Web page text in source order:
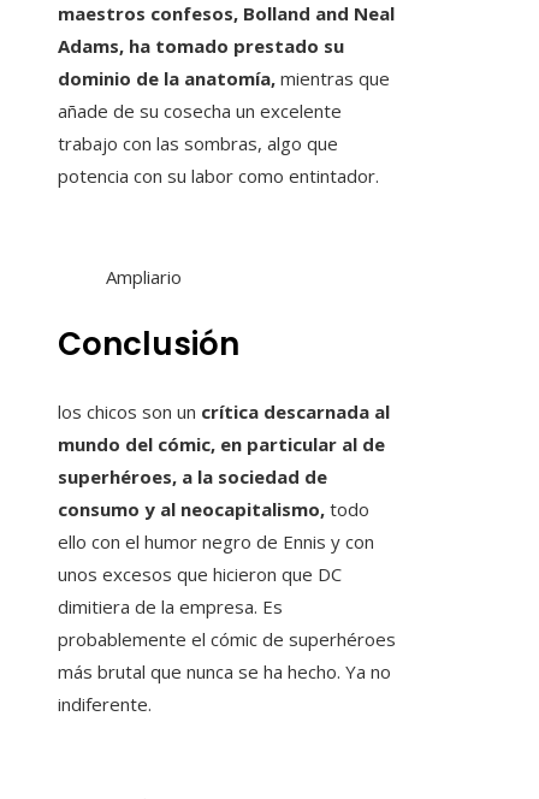
maestros confesos, Bolland and Neal
Adams, ha tomado prestado su
dominio de la anatomía, mientras que
añade de su cosecha un excelente
trabajo con las sombras, algo que
potencia con su labor como entintador.
Ampliario
Conclusión
los chicos son un crítica descarnada al
mundo del cómic, en particular al de
superhéroes, a la sociedad de
consumo y al neocapitalismo, todo
ello con el humor negro de Ennis y con
unos excesos que hicieron que DC
dimitiera de la empresa. Es
probablemente el cómic de superhéroes
más brutal que nunca se ha hecho. Ya no
indiferente.